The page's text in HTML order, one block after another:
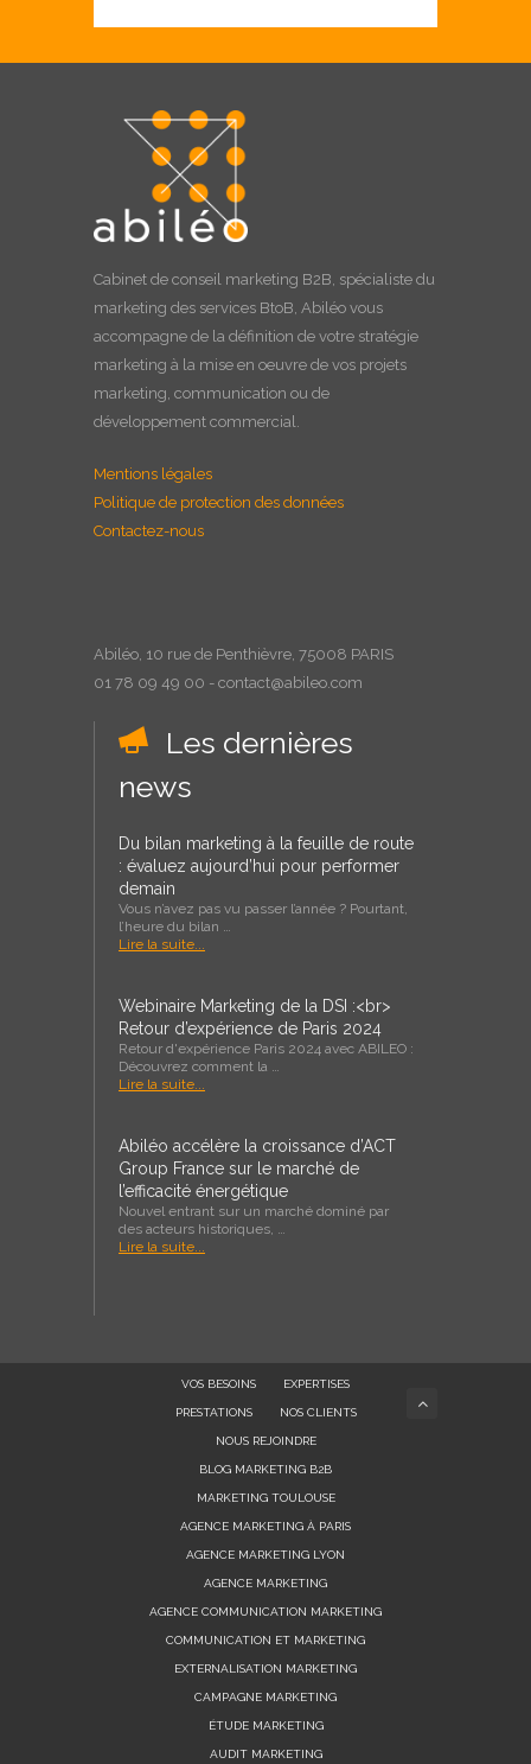
Cabinet de conseil marketing B2B , spécialiste du
marketing des services BtoB, Abiléo vous
accompagne de la définition de votre stratégie
marketing à la mise en oeuvre de vos projets
marketing, communication ou de
développement commercial.
Mentions légales
Politique de protection des données
Contactez-nous
Abiléo, 10 rue de Penthièvre, 75008 PARIS
01 78 09 49 00 - contact@abileo.com
Les dernières
news
Du bilan marketing à la feuille de route
: évaluez aujourd’hui pour performer
demain
Vous n’avez pas vu passer l’année ? Pourtant,
l’heure du bilan …
Lire la suite...
Webinaire Marketing de la DSI :<br>
Retour d’expérience de Paris 2024
Retour d'expérience Paris 2024 avec ABILEO :
Découvrez comment la …
Lire la suite...
Abiléo accélère la croissance d’ACT
Group France sur le marché de
l’efficacité énergétique
Nouvel entrant sur un marché dominé par
des acteurs historiques, …
Lire la suite...
VOS BESOINS EXPERTISES
PRESTATIONS NOS CLIENTS
NOUS REJOINDRE
BLOG MARKETING B2B
MARKETING TOULOUSE
AGENCE MARKETING À PARIS
AGENCE MARKETING LYON
AGENCE MARKETING
AGENCE COMMUNICATION MARKETING
COMMUNICATION ET MARKETING
EXTERNALISATION MARKETING
CAMPAGNE MARKETING
ÉTUDE MARKETING
AUDIT MARKETING